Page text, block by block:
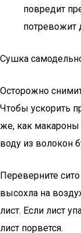
повредит
потревожит
Сушка
Осторожно
Чтобы ускорить
же, как макароны
воду из волокон
Переверните
высохла на
лист. Если лист
лист порвется.